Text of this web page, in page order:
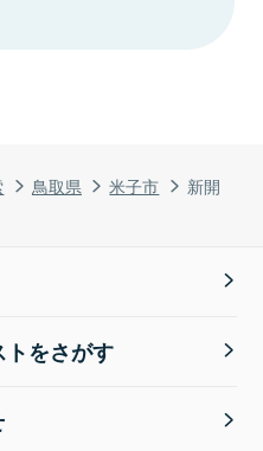
鳥取県 米子市 新開
をさがす